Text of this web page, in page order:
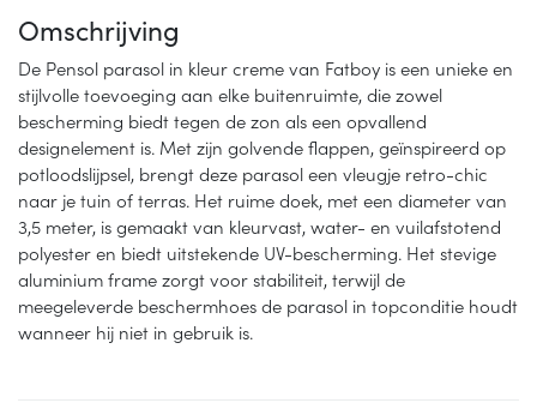
Omschrijving
De Pensol parasol in kleur creme van Fatboy is een unieke en
stijlvolle toevoeging aan elke buitenruimte, die zowel
bescherming biedt tegen de zon als een opvallend
designelement is. Met zijn golvende flappen, geïnspireerd op
potloodslijpsel, brengt deze parasol een vleugje retro-chic
naar je tuin of terras. Het ruime doek, met een diameter van
3,5 meter, is gemaakt van kleurvast, water- en vuilafstotend
polyester en biedt uitstekende UV-bescherming. Het stevige
aluminium frame zorgt voor stabiliteit, terwijl de
meegeleverde beschermhoes de parasol in topconditie houdt
wanneer hij niet in gebruik is.